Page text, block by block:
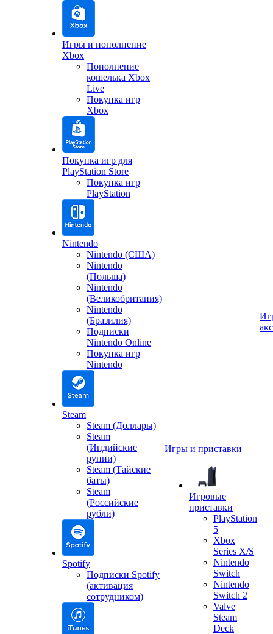
Игры и пополнение
Xbox
Пополнение
кошелька Xbox
Live
Покупка игр
Xbox
Покупка игр для
PlayStation Store
Покупка игр
PlayStation
Nintendo
Nintendo (США)
Nintendo
(Польша)
Nintendo
(Великобритания)
Nintendo
(Бразилия)
Подписки
Nintendo Online
Покупка игр
Nintendo
Steam
Steam (Доллары)
Steam
(Индийские
рупии)
Steam (Тайские
баты)
Steam
(Российские
рубли)
Spotify
Подписки Spotify
(активация
сотрудником)
Игры и приставки
Игровые
приставки
PlayStation
5
Xbox
Series X/S
Nintendo
Switch
Nintendo
Switch 2
Valve
Steam
Deck